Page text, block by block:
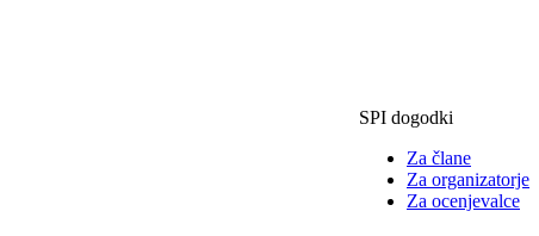
SPI dogodki
Za člane
Za organizatorje
Za ocenjevalce